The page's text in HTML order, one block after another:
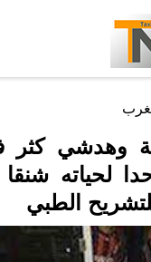
وهدشي كثر
لحياته
الطبي